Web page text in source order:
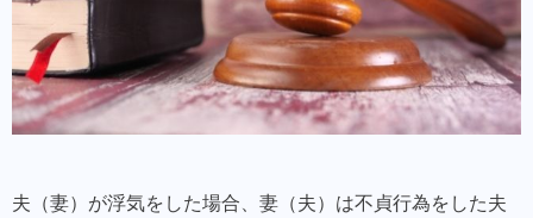
夫（妻）が浮気をした場合、妻（夫）は不貞行為をした夫